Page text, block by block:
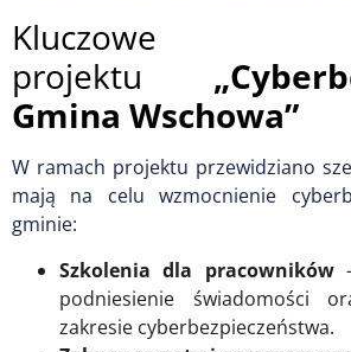
Kluczowe
projektu
Gmina Wschowa”
W ramach projektu przewidziano
mają na celu wzmocnienie
gminie:
Szkolenia dla pracowników-
podniesienie świadomości
zakresie cyberbezpieczeństwa.